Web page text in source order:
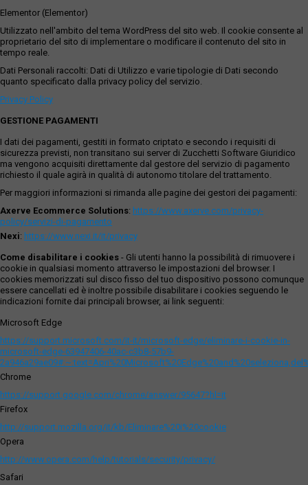
Elementor (Elementor)
Utilizzato nell'ambito del tema WordPress del sito web. Il cookie consente al
proprietario del sito di implementare o modificare il contenuto del sito in
tempo reale.
Dati Personali raccolti: Dati di Utilizzo e varie tipologie di Dati secondo
quanto specificato dalla privacy policy del servizio.
Privacy Policy
GESTIONE PAGAMENTI
I dati dei pagamenti, gestiti in formato criptato e secondo i requisiti di
sicurezza previsti, non transitano sui server di Zucchetti Software Giuridico
ma vengono acquisiti direttamente dal gestore del servizio di pagamento
richiesto il quale agirà in qualità di autonomo titolare del trattamento.
Per maggiori informazioni si rimanda alle pagine dei gestori dei pagamenti:
Axerve Ecommerce Solutions: https://www.axerve.com/privacy-
policy/servizi-di-pagamento
Nexi: https://www.nexi.it/it/privacy
Come disabilitare i cookies - Gli utenti hanno la possibilità di rimuovere i
cookie in qualsiasi momento attraverso le impostazioni del browser. I
cookies memorizzati sul disco fisso del tuo dispositivo possono comunque
essere cancellati ed è inoltre possibile disabilitare i cookies seguendo le
indicazioni fornite dai principali browser, ai link seguenti:
Microsoft Edge
https://support.microsoft.com/it-it/microsoft-edge/eliminare-i-cookie-in-
microsoft-edge-63947406-40ac-c3b8-57b9-
Chrome
https://support.google.com/chrome/answer/95647?hl=it
Firefox
http://support.mozilla.org/it/kb/Eliminare%20i%20cookie
Opera
http://www.opera.com/help/tutorials/security/privacy/
Safari